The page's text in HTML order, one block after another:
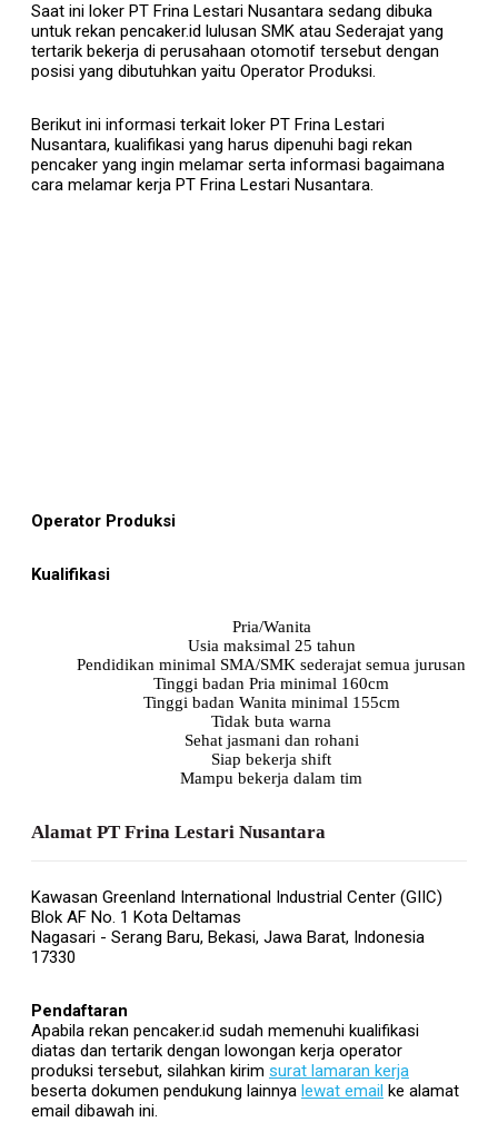
Saat ini loker PT Frina Lestari Nusantara sedang dibuka
untuk rekan pencaker.id lulusan SMK atau Sederajat yang
tertarik bekerja di perusahaan otomotif tersebut dengan
posisi yang dibutuhkan yaitu Operator Produksi.
Berikut ini informasi terkait loker PT Frina Lestari
Nusantara, kualifikasi yang harus dipenuhi bagi rekan
pencaker yang ingin melamar serta informasi bagaimana
cara melamar kerja PT Frina Lestari Nusantara.
Operator Produksi
Kualifikasi
Pria/Wanita
Usia maksimal 25 tahun
Pendidikan minimal SMA/SMK sederajat semua jurusan
Tinggi badan Pria minimal 160cm
Tinggi badan Wanita minimal 155cm
Tidak buta warna
Sehat jasmani dan rohani
Siap bekerja shift
Mampu bekerja dalam tim
Alamat PT Frina Lestari Nusantara
Kawasan Greenland International Industrial Center (GIIC)
Blok AF No. 1 Kota Deltamas
Nagasari - Serang Baru, Bekasi, Jawa Barat, Indonesia
17330
Pendaftaran
Apabila rekan pencaker.id sudah memenuhi kualifikasi
diatas dan tertarik dengan lowongan kerja operator
produksi tersebut, silahkan kirim surat lamaran kerja
beserta dokumen pendukung lainnya lewat email ke alamat
email dibawah ini.